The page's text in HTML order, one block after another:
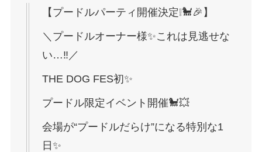
【プードルパーティ開催決定❕🐩🎉】
＼プードルオーナー様✨これは見逃せな
い…‼️／
THE DOG FES初✨
プードル限定イベント開催🐩💥
会場が“プードルだらけ”になる特別な1
日✨